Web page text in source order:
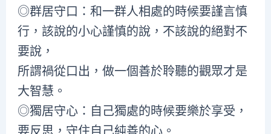
◎群居守口：和一群人相處的時候要謹言慎
行，該說的小心謹慎的說，不該說的絕對不
要說，
所謂禍從口出，做一個善於聆聽的觀眾才是
大智慧。
◎獨居守心：自己獨處的時候要樂於享受，
要反思，守住自己純善的心。